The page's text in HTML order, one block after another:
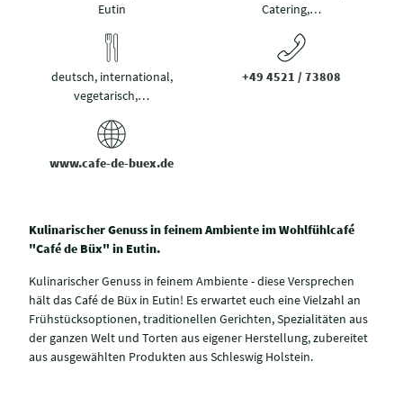
Eutin
Catering,…
deutsch, international,
vegetarisch,…
+49 4521 / 73808
www.cafe-de-buex.de
Kulinarischer Genuss in feinem Ambiente im Wohlfühlcafé
"Café de Büx" in Eutin.
Kulinarischer Genuss in feinem Ambiente - diese Versprechen
hält das Café de Büx in Eutin! Es erwartet euch eine Vielzahl an
Frühstücksoptionen, traditionellen Gerichten, Spezialitäten aus
der ganzen Welt und Torten aus eigener Herstellung, zubereitet
aus ausgewählten Produkten aus Schleswig Holstein.